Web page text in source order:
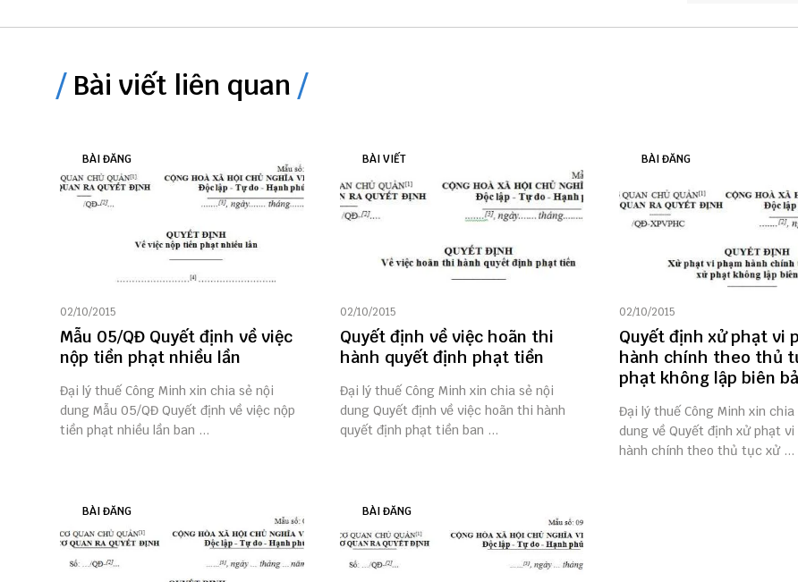
Bài viết liên quan
BÀI ĐĂNG
02/10/2015
Mẫu 05/QĐ Quyết định về việc
nộp tiền phạt nhiều lần
Đại lý thuế Công Minh xin chia sẻ nội
dung Mẫu 05/QĐ Quyết định về việc nộp
tiền phạt nhiều lần ban ...
BÀI VIẾT
02/10/2015
Quyết định về việc hoãn thi
hành quyết định phạt tiền
Đại lý thuế Công Minh xin chia sẻ nội
dung Quyết định về việc hoãn thi hành
quyết định phạt tiền ban ...
BÀI ĐĂNG
02/10/2015
Quyết định xử phạt vi
hành chính theo thủ
phạt không lập biên
Đại lý thuế Công Minh xin chia
dung về Quyết định xử phạt vi
hành chính theo thủ tục xử ...
BÀI ĐĂNG BÀI ĐĂNG